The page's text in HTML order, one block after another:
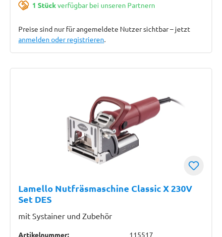
1 Stückverfügbar bei unseren Partnern
Preise sind nur für angemeldete Nutzer sichtbar – jetzt
anmelden oder registrieren.
Lamello Nutfräsmaschine Classic X 230V
Set DES
mit Systainer und Zubehör
Artikelnummer: 115517